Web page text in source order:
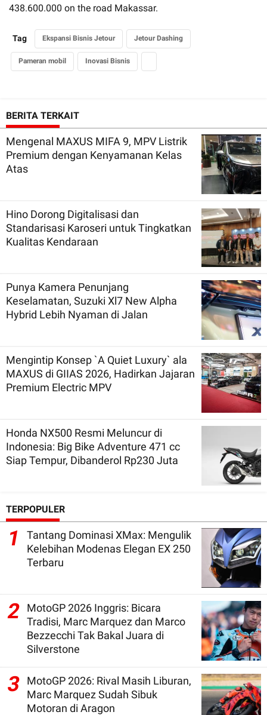
438.600.000 on the road Makassar.
Tag Ekspansi Bisnis Jetour Jetour Dashing
Pameran mobil Inovasi Bisnis
BERITA TERKAIT
Mengenal MAXUS MIFA 9, MPV Listrik
Premium dengan Kenyamanan Kelas
Atas
Hino Dorong Digitalisasi dan
Standarisasi Karoseri untuk Tingkatkan
Kualitas Kendaraan
Punya Kamera Penunjang
Keselamatan, Suzuki Xl7 New Alpha
Hybrid Lebih Nyaman di Jalan
Mengintip Konsep `A Quiet Luxury` ala
MAXUS di GIIAS 2026, Hadirkan Jajaran
Premium Electric MPV
Honda NX500 Resmi Meluncur di
Indonesia: Big Bike Adventure 471 cc
Siap Tempur, Dibanderol Rp230 Juta
TERPOPULER
1
Tantang Dominasi XMax: Mengulik
Kelebihan Modenas Elegan EX 250
Terbaru
2
MotoGP 2026 Inggris: Bicara
Tradisi, Marc Marquez dan Marco
Bezzecchi Tak Bakal Juara di
Silverstone
3
MotoGP 2026: Rival Masih Liburan,
Marc Marquez Sudah Sibuk
Motoran di Aragon